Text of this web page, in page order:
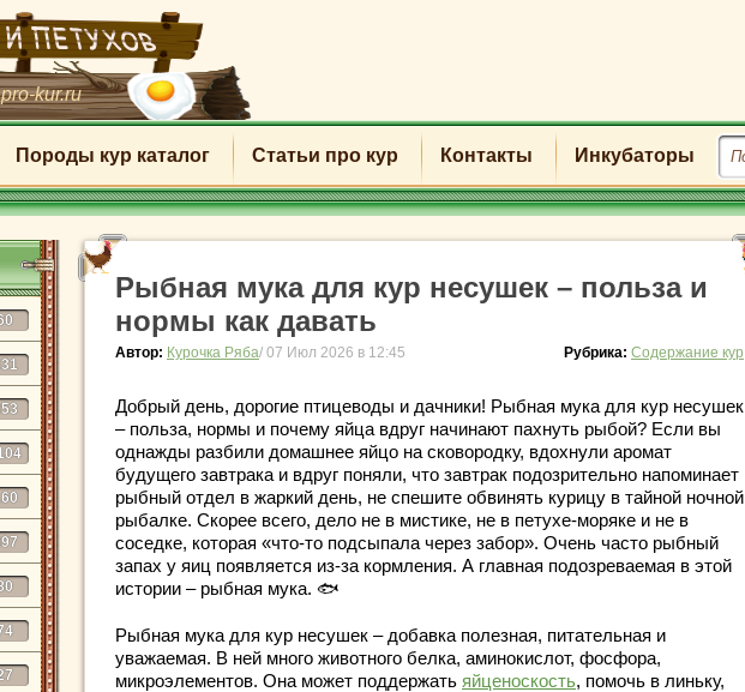
kur.ru
Породы кур каталог Статьи про кур Контакты Инкубаторы
Рыбная мука для кур несушек – польза и
нормы как давать
Автор: Курочка Ряба/ 07 Июл 2026 в 12:45 Рубрика: Содержание кур
Добрый день, дорогие птицеводы и дачники! Рыбная мука для кур несушек
– польза, нормы и почему яйца вдруг начинают пахнуть рыбой? Если вы
однажды разбили домашнее яйцо на сковородку, вдохнули аромат
будущего завтрака и вдруг поняли, что завтрак подозрительно напоминает
рыбный отдел в жаркий день, не спешите обвинять курицу в тайной ночной
рыбалке. Скорее всего, дело не в мистике, не в петухе-моряке и не в
соседке, которая «что-то подсыпала через забор». Очень часто рыбный
запах у яиц появляется из-за кормления. А главная подозреваемая в этой
истории – рыбная мука. 🐟
Рыбная мука для кур несушек – добавка полезная, питательная и
уважаемая. В ней много животного белка, аминокислот, фосфора,
микроэлементов. Она может поддержать яйценоскость, помочь в линьку,